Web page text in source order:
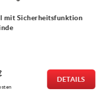
mit Innengewinde
DETAILS